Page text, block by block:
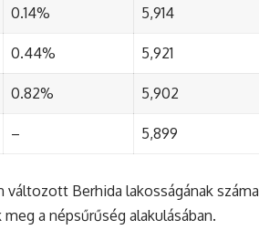
0.14% 5,914
0.44% 5,921
0.82% 5,902
– 5,899
Berhida lakosságának száma
a népsűrűség alakulásában.